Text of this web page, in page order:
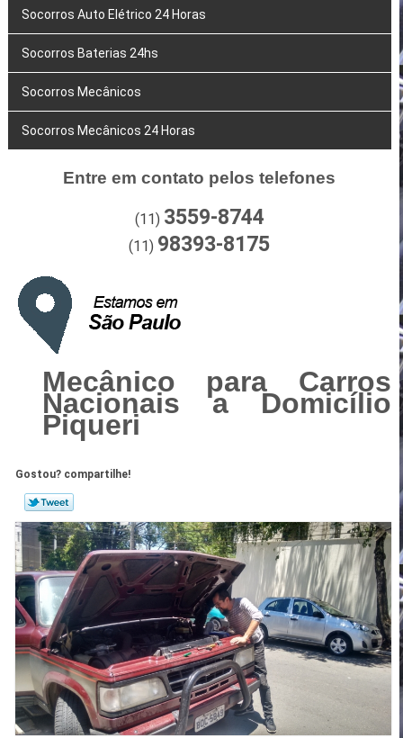
Socorros Auto Elétrico 24 Horas
Socorros Baterias 24hs
Socorros Mecânicos
Socorros Mecânicos 24 Horas
Entre em contato pelos telefones
(11) 3559-8744
(11) 98393-8175
Mecânico para Carros
Nacionais a Domicílio
Piqueri
Gostou? compartilhe!